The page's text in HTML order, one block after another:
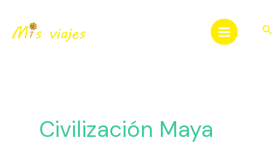
contenido
Civilización Maya